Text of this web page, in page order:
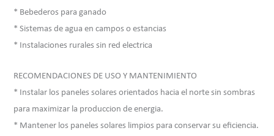
* Bebederos para ganado
* Sistemas de agua en campos o estancias
* Instalaciones rurales sin red electrica
RECOMENDACIONES DE USO Y MANTENIMIENTO
* Instalar los paneles solares orientados hacia el norte sin sombras
para maximizar la produccion de energia.
* Mantener los paneles solares limpios para conservar su eficiencia.